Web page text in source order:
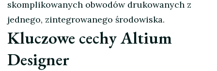
skomplikowanych obwodów drukowanych z
jednego, zintegrowanego środowiska.
Kluczowe cechy Altium
Designer